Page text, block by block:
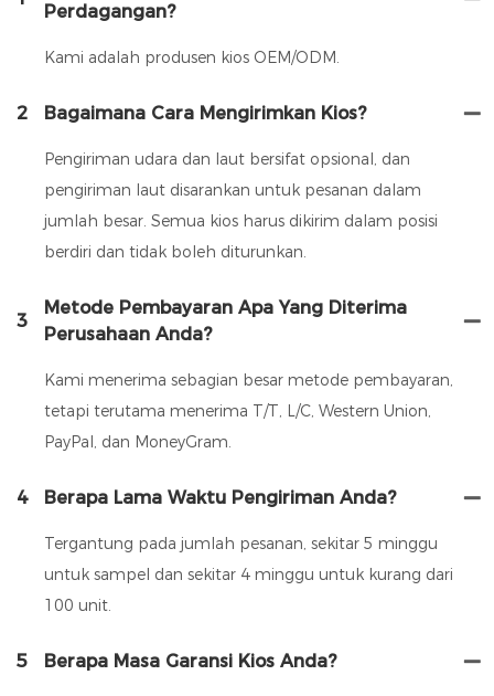
Perdagangan?
Kami adalah produsen kios OEM/ODM.
2 Bagaimana Cara Mengirimkan Kios?
Pengiriman udara dan laut bersifat opsional, dan
pengiriman laut disarankan untuk pesanan dalam
jumlah besar. Semua kios harus dikirim dalam posisi
berdiri dan tidak boleh diturunkan.
3
Metode Pembayaran Apa Yang Diterima
Perusahaan Anda?
Kami menerima sebagian besar metode pembayaran,
tetapi terutama menerima T/T, L/C, Western Union,
PayPal, dan MoneyGram.
4 Berapa Lama Waktu Pengiriman Anda?
Tergantung pada jumlah pesanan, sekitar 5 minggu
untuk sampel dan sekitar 4 minggu untuk kurang dari
100 unit.
5 Berapa Masa Garansi Kios Anda?